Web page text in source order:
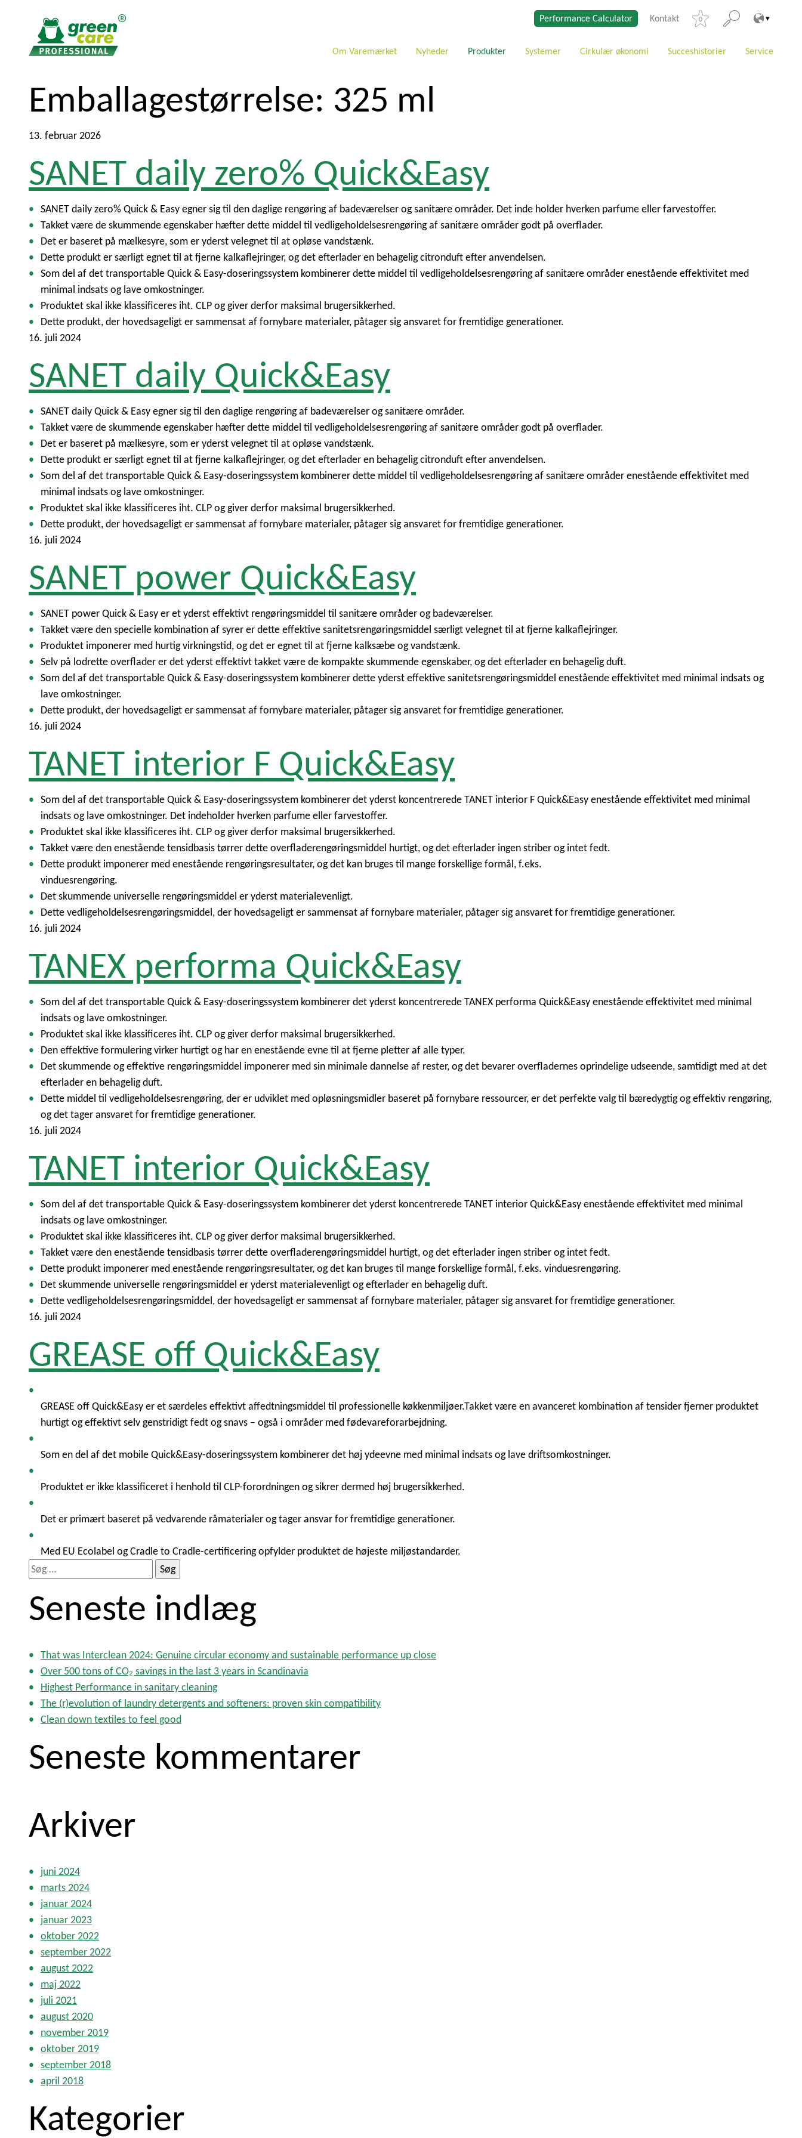
Performance Calculator Kontakt 0
Om Varemærket Nyheder Produkter Systemer Cirkulær økonomi Succeshistorier Service
Emballagestørrelse: 325 ml
13. februar 2026
SANET daily zero% Quick&Easy
SANET daily zero% Quick & Easy egner sig til den daglige rengøring af badeværelser og sanitære områder. Det inde holder hverken parfume eller farvestoffer.
Takket være de skummende egenskaber hæfter dette middel til vedligeholdelsesrengøring af sanitære områder godt på overflader.
Det er baseret på mælkesyre, som er yderst velegnet til at opløse vandstænk.
Dette produkt er særligt egnet til at fjerne kalkaflejringer, og det efterlader en behagelig citronduft efter anvendelsen.
Som del af det transportable Quick & Easy-doseringssystem kombinerer dette middel til vedligeholdelsesrengøring af sanitære områder enestående effektivitet med
minimal indsats og lave omkostninger.
Produktet skal ikke klassificeres iht. CLP og giver derfor maksimal brugersikkerhed.
Dette produkt, der hovedsageligt er sammensat af fornybare materialer, påtager sig ansvaret for fremtidige generationer.
16. juli 2024
SANET daily Quick&Easy
SANET daily Quick & Easy egner sig til den daglige rengøring af badeværelser og sanitære områder.
Takket være de skummende egenskaber hæfter dette middel til vedligeholdelsesrengøring af sanitære områder godt på overflader.
Det er baseret på mælkesyre, som er yderst velegnet til at opløse vandstænk.
Dette produkt er særligt egnet til at fjerne kalkaflejringer, og det efterlader en behagelig citronduft efter anvendelsen.
Som del af det transportable Quick & Easy-doseringssystem kombinerer dette middel til vedligeholdelsesrengøring af sanitære områder enestående effektivitet med
minimal indsats og lave omkostninger.
Produktet skal ikke klassificeres iht. CLP og giver derfor maksimal brugersikkerhed.
Dette produkt, der hovedsageligt er sammensat af fornybare materialer, påtager sig ansvaret for fremtidige generationer.
16. juli 2024
SANET power Quick&Easy
SANET power Quick & Easy er et yderst effektivt rengøringsmiddel til sanitære områder og badeværelser.
Takket være den specielle kombination af syrer er dette effektive sanitetsrengøringsmiddel særligt velegnet til at fjerne kalkaflejringer.
Produktet imponerer med hurtig virkningstid, og det er egnet til at fjerne kalksæbe og vandstænk.
Selv på lodrette overflader er det yderst effektivt takket være de kompakte skummende egenskaber, og det efterlader en behagelig duft.
Som del af det transportable Quick & Easy-doseringssystem kombinerer dette yderst effektive sanitetsrengøringsmiddel enestående effektivitet med minimal indsats og
lave omkostninger.
Dette produkt, der hovedsageligt er sammensat af fornybare materialer, påtager sig ansvaret for fremtidige generationer.
16. juli 2024
TANET interior F Quick&Easy
Som del af det transportable Quick & Easy-doseringssystem kombinerer det yderst koncentrerede TANET interior F Quick&Easy enestående effektivitet med minimal
indsats og lave omkostninger. Det indeholder hverken parfume eller farvestoffer.
Produktet skal ikke klassificeres iht. CLP og giver derfor maksimal brugersikkerhed.
Takket være den enestående tensidbasis tørrer dette overfladerengøringsmiddel hurtigt, og det efterlader ingen striber og intet fedt.
Dette produkt imponerer med enestående rengøringsresultater, og det kan bruges til mange forskellige formål, f.eks.
vinduesrengøring.
Det skummende universelle rengøringsmiddel er yderst materialevenligt.
Dette vedligeholdelsesrengøringsmiddel, der hovedsageligt er sammensat af fornybare materialer, påtager sig ansvaret for fremtidige generationer.
16. juli 2024
TANEX performa Quick&Easy
Som del af det transportable Quick & Easy-doseringssystem kombinerer det yderst koncentrerede TANEX performa Quick&Easy enestående effektivitet med minimal
indsats og lave omkostninger.
Produktet skal ikke klassificeres iht. CLP og giver derfor maksimal brugersikkerhed.
Den effektive formulering virker hurtigt og har en enestående evne til at fjerne pletter af alle typer.
Det skummende og effektive rengøringsmiddel imponerer med sin minimale dannelse af rester, og det bevarer overfladernes oprindelige udseende, samtidigt med at det
efterlader en behagelig duft.
Dette middel til vedligeholdelsesrengøring, der er udviklet med opløsningsmidler baseret på fornybare ressourcer, er det perfekte valg til bæredygtig og effektiv rengøring,
og det tager ansvaret for fremtidige generationer.
16. juli 2024
TANET interior Quick&Easy
Som del af det transportable Quick & Easy-doseringssystem kombinerer det yderst koncentrerede TANET interior Quick&Easy enestående effektivitet med minimal
indsats og lave omkostninger.
Produktet skal ikke klassificeres iht. CLP og giver derfor maksimal brugersikkerhed.
Takket være den enestående tensidbasis tørrer dette overfladerengøringsmiddel hurtigt, og det efterlader ingen striber og intet fedt.
Dette produkt imponerer med enestående rengøringsresultater, og det kan bruges til mange forskellige formål, f.eks. vinduesrengøring.
Det skummende universelle rengøringsmiddel er yderst materialevenligt og efterlader en behagelig duft.
Dette vedligeholdelsesrengøringsmiddel, der hovedsageligt er sammensat af fornybare materialer, påtager sig ansvaret for fremtidige generationer.
16. juli 2024
GREASE off Quick&Easy
GREASE off Quick&Easy er et særdeles effektivt affedtningsmiddel til professionelle køkkenmiljøer.Takket være en avanceret kombination af tensider fjerner produktet
hurtigt og effektivt selv genstridigt fedt og snavs – også i områder med fødevareforarbejdning.
Som en del af det mobile Quick&Easy-doseringssystem kombinerer det høj ydeevne med minimal indsats og lave driftsomkostninger.
Produktet er ikke klassificeret i henhold til CLP-forordningen og sikrer dermed høj brugersikkerhed.
Det er primært baseret på vedvarende råmaterialer og tager ansvar for fremtidige generationer.
Med EU Ecolabel og Cradle to Cradle-certificering opfylder produktet de højeste miljøstandarder.
S
ø
g
e
Seneste indlæg
That was Interclean 2024: Genuine circular economy and sustainable performance up close
Over 500 tons of CO₂ savings in the last 3 years in Scandinavia
Highest Performance in sanitary cleaning
The (r)evolution of laundry detergents and softeners: proven skin compatibility
Clean down textiles to feel good
Seneste kommentarer
Arkiver
juni 2024
marts 2024
januar 2024
januar 2023
oktober 2022
september 2022
august 2022
maj 2022
juli 2021
august 2020
november 2019
oktober 2019
september 2018
april 2018
Kategorier